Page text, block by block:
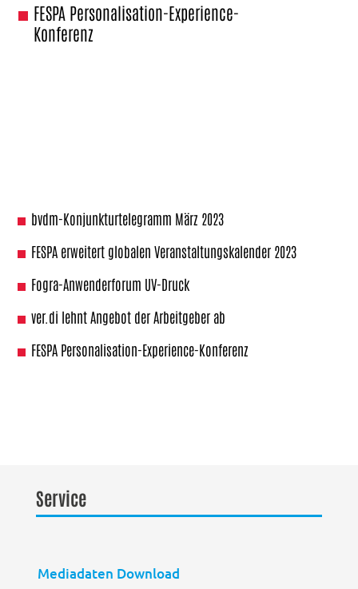
FESPA Personalisation-Experience-
Konferenz
bvdm-Konjunkturtelegramm März 2023
FESPA erweitert globalen Veranstaltungskalender 2023
Fogra-Anwenderforum UV-Druck
ver.di lehnt Angebot der Arbeitgeber ab
FESPA Personalisation-Experience-Konferenz
Service
Mediadaten Download